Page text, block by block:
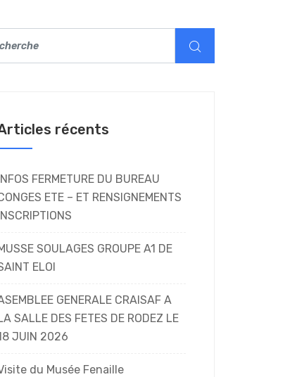
récents
FERMETURE DU BUREAU
ETE – ET RENSIGNEMENTS
SOULAGES GROUPE A1 DE
ELOI
GENERALE CRAISAF A
SALLE DES FETES DE RODEZ LE
JUIN 2026
du Musée Fenaille